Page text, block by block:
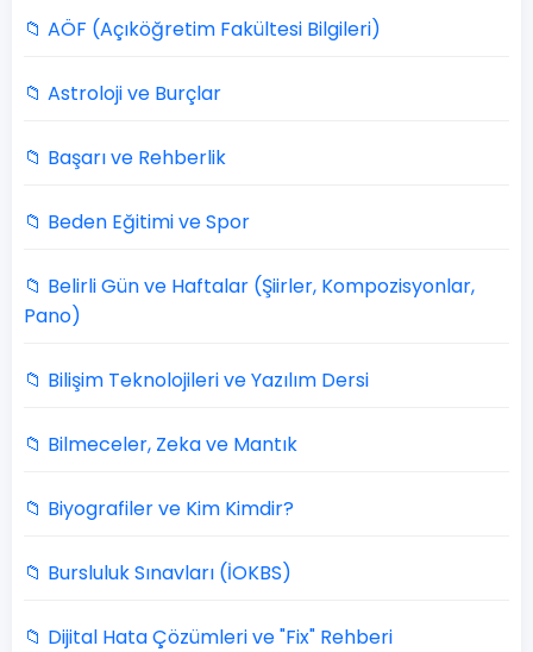
📁 AÖF (Açıköğretim Fakültesi Bilgileri)
📁 Astroloji ve Burçlar
📁 Başarı ve Rehberlik
📁 Beden Eğitimi ve Spor
📁 Belirli Gün ve Haftalar (Şiirler, Kompozisyonlar,
Pano)
📁 Bilişim Teknolojileri ve Yazılım Dersi
📁 Bilmeceler, Zeka ve Mantık
📁 Biyografiler ve Kim Kimdir?
📁 Bursluluk Sınavları (İOKBS)
📁 Dijital Hata Çözümleri ve "Fix" Rehberi